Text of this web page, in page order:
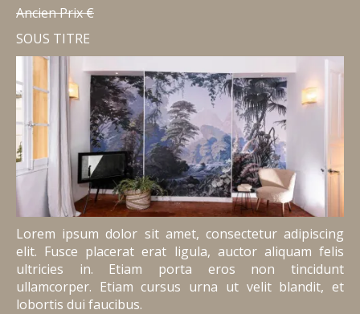
Ancien Prix €
SOUS TITRE
Lorem ipsum dolor sit amet, consectetur adipiscing
elit. Fusce placerat erat ligula, auctor aliquam felis
ultricies in. Etiam porta eros non tincidunt
ullamcorper. Etiam cursus urna ut velit blandit, et
lobortis dui faucibus.